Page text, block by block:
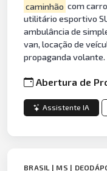
caminhão com
utilitário esportivo
ambulância de
van, locação de
propaganda volante.
Abertura de
Assistente IA
BRASIL | MS |